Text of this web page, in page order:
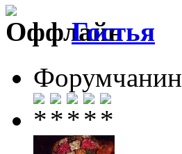
Гостья
Форумчанин